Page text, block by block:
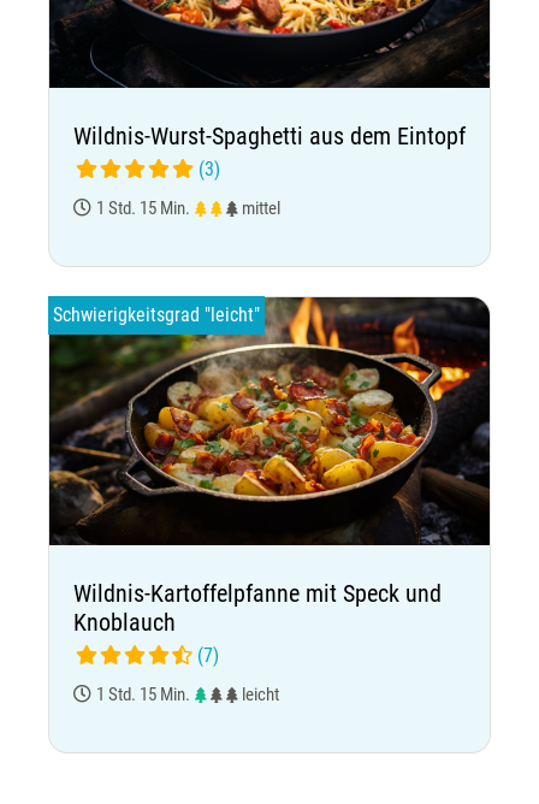
Wildnis-Wurst-Spaghetti aus dem Eintopf
(3)
1 Std. 15 Min. mittel
Schwierigkeitsgrad "leicht"
Wildnis-Kartoffelpfanne mit Speck und
Knoblauch
(7)
1 Std. 15 Min. leicht